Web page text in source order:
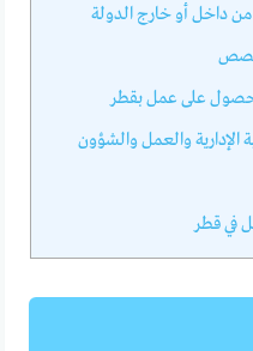
داخل أو خارج الدولة
على عمل بقطر
الإدارية والعمل والشؤون
في قطر